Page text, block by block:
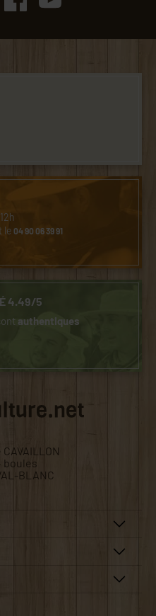
le04 90 06 39 91
4.49/5
authentiques
boules
BLANC